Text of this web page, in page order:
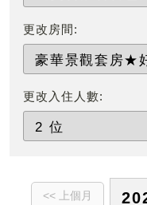
更改房間:
更改入住人數: